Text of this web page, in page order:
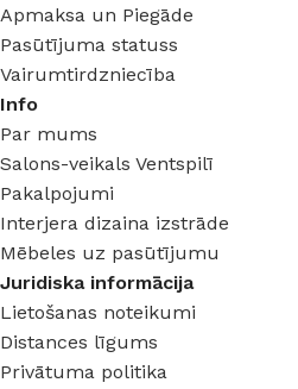
Apmaksa un Piegāde
Pasūtījuma statuss
Vairumtirdzniecība
Info
Par mums
Salons-veikals Ventspilī
Pakalpojumi
Interjera dizaina izstrāde
Mēbeles uz pasūtījumu
Juridiska informācija
Lietošanas noteikumi
Distances līgums
Privātuma politika